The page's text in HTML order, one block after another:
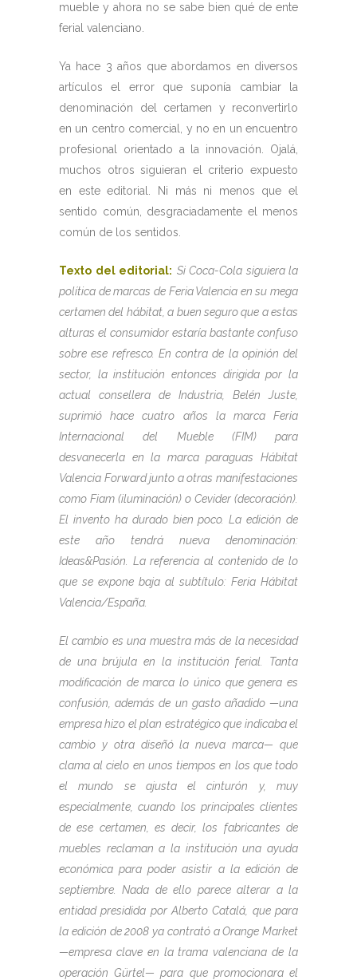
mueble y ahora no se sabe bien qué de ente
ferial valenciano.
Ya hace 3 años que abordamos en diversos
artículos el error que suponía cambiar la
denominación del certamen y reconvertirlo
en un centro comercial, y no en un encuentro
profesional orientado a la innovación. Ojalá,
muchos otros siguieran el criterio expuesto
en este editorial. Ni más ni menos que el
sentido común, desgraciadamente el menos
común de los sentidos.
Texto del editorial: Si Coca-Cola siguiera la
política de marcas de Feria Valencia en su mega
certamen del hábitat, a buen seguro que a estas
alturas el consumidor estaría bastante confuso
sobre ese refresco. En contra de la opinión del
sector, la institución entonces dirigida por la
actual consellera de Industria, Belén Juste,
suprimió ha­ce cuatro años la marca Feria
Internacional del Mueble (FIM) para
desvanecerla en la marca paraguas Hábitat
Valencia Forward junto a otras manifestaciones
como Fiam (iluminación) o Cevider (decoración).
El invento ha durado bien poco. La edición de
este año tendrá nueva denominación:
Ideas&Pasión. La referencia al contenido de lo
que se expone baja al subtítulo: Feria Hábitat
Valencia/España.
El cambio es una muestra más de la necesidad
de una brújula en la institución ferial. Tanta
modificación de marca lo único que genera es
confusión, además de un gasto añadido —una
empresa hizo el plan estratégico que indicaba el
cambio y otra diseñó la nueva marca— que
clama al cielo en unos tiempos en los que to­do
el mundo se ajusta el cinturón y, muy
especialmente, cuando los principales clientes
de ese certamen, es decir, los fabricantes de
muebles reclaman a la institución una ayuda
económica pa­ra poder asistir a la edición de
septiembre. Nada de ello parece alterar a la
entidad presidida por Alberto Catalá, que para
la edición de 2008 ya contrató a Orange Market
—empresa clave en la trama valenciana de la
operación Gürtel— para que promocionara el